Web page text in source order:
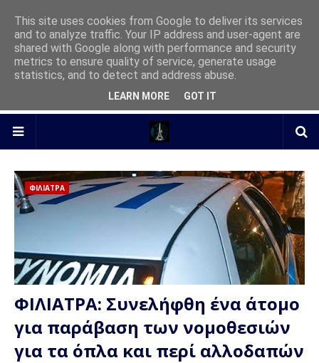
ΦΙΛΙΑΤΡΑ
ΦΙΛΙΑΤΡΑ: Συνελήφθη ένα άτομο
για παράβαση των νομοθεσιών
για τα όπλα και περί αλλοδαπών
This site uses cookies from Google to deliver its services
and to analyze traffic. Your IP address and user-agent are
shared with Google along with performance and security
metrics to ensure quality of service, generate usage
statistics, and to detect and address abuse.
LEARN MORE GOT IT